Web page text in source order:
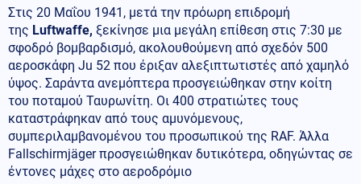
Στις 20 Μαΐου 1941, μετά την πρόωρη επιδρομή
της Luftwaffe, ξεκίνησε μια μεγάλη επίθεση στις 7:30 με
σφοδρό βομβαρδισμό, ακολουθούμενη από σχεδόν 500
αεροσκάφη Ju 52 που έριξαν αλεξιπτωτιστές από χαμηλό
ύψος. Σαράντα ανεμόπτερα προσγειώθηκαν στην κοίτη
του ποταμού Ταυρωνίτη. Οι 400 στρατιώτες τους
καταστράφηκαν από τους αμυνόμενους,
συμπεριλαμβανομένου του προσωπικού της RAF. Άλλα
Fallschirmjäger προσγειώθηκαν δυτικότερα, οδηγώντας σε
έντονες μάχες στο αεροδρόμιο